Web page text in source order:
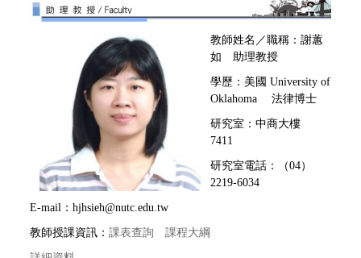
教師姓名／職稱：謝蕙
如 助理教授
學歷：美國 University of
Oklahoma 法律博士
研究室：中商大樓
7411
研究室電話：（04）
2219-6034
E-mail：hjhsieh@nutc.edu.tw
教師授課資訊： 課表查詢 課程大綱